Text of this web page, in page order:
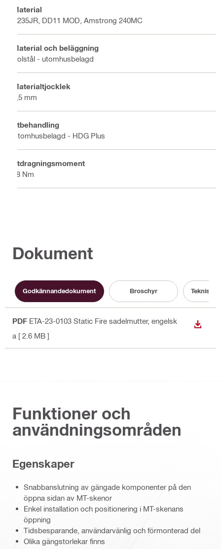
Material
S235JR, DD11 MOD, Amstrong 240MC
Material och beläggning
Kolstål - utomhusbelagd
Materialtjocklek
2,5 mm
Ytbehandling
Utomhusbelagd - HDG Plus
Åtdragningsmoment
18 Nm
Dokument
Godkännandedokument Broschyr Teknisk
PDF ETA-23-0103 Static Fire sadelmutter, engelsk
a [ 2.6 MB ]
LADDA
Funktioner och
användningsområden
Egenskaper
Snabbanslutning av gängade komponenter på den
öppna sidan av MT-skenor
Enkel installation och positionering i MT-skenans
öppning
Tidsbesparande, användarvänlig och förmonterad del
Olika gängstorlekar finns